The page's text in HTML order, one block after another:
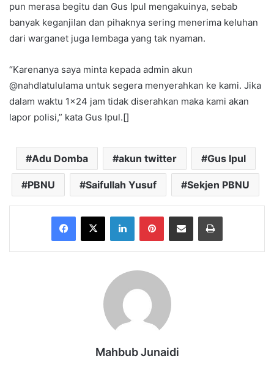
pun merasa begitu dan Gus Ipul mengakuinya, sebab
banyak keganjilan dan pihaknya sering menerima keluhan
dari warganet juga lembaga yang tak nyaman.
“Karenanya saya minta kepada admin akun
@nahdlatululama untuk segera menyerahkan ke kami. Jika
dalam waktu 1×24 jam tidak diserahkan maka kami akan
lapor polisi,” kata Gus Ipul.[]
Adu Domba akun twitter Gus Ipul
PBNU Saifullah Yusuf Sekjen PBNU
Facebook
X LinkedInPinterestShare via Email Print
Mahbub Junaidi